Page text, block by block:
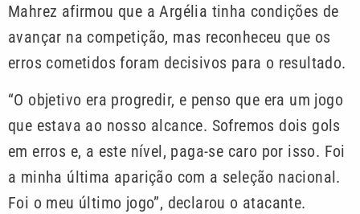
Mahrez afirmou que a Argélia tinha condições de
avançar na competição, mas reconheceu que os
erros cometidos foram decisivos para o resultado.
“O objetivo era progredir, e penso que era um jogo
que estava ao nosso alcance. Sofremos dois gols
em erros e, a este nível, paga-se caro por isso. Foi
a minha última aparição com a seleção nacional.
Foi o meu último jogo”, declarou o atacante.